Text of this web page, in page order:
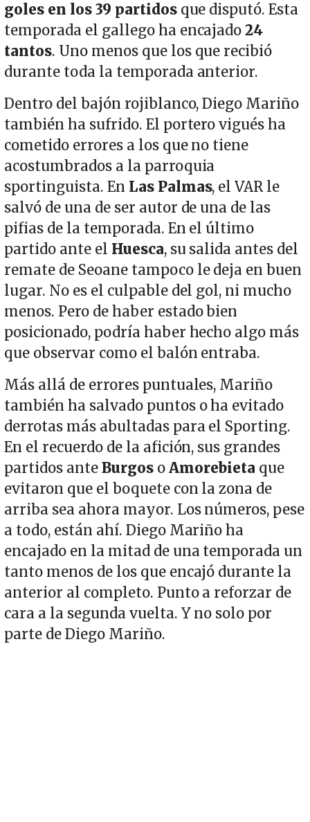
goles en los 39 partidosque disputó. Esta
temporada el gallego ha encajado24
tantos. Uno menos que los que recibió
durante toda la temporada anterior.
Dentro del bajón rojiblanco, Diego Mariño
también ha sufrido. El portero vigués ha
cometido errores a los que no tiene
acostumbrados a la parroquia
sportinguista. En Las Palmas, el VAR le
salvó de una de ser autor de una de las
pifias de la temporada. En el último
partido ante el Huesca, su salida antes del
remate de Seoane tampoco le deja en buen
lugar. No es el culpable del gol, ni mucho
menos. Pero de haber estado bien
posicionado, podría haber hecho algo más
que observar como el balón entraba.
Más allá de errores puntuales, Mariño
también ha salvado puntos o ha evitado
derrotas más abultadas para el Sporting.
En el recuerdo de la afición, sus grandes
partidos anteBurgosoAmorebieta que
evitaron que el boquete con la zona de
arriba sea ahora mayor. Los números, pese
a todo, están ahí. Diego Mariño ha
encajado en la mitad de una temporada un
tanto menos de los que encajó durante la
anterior al completo. Punto a reforzar de
cara a la segunda vuelta. Y no solo por
parte de Diego Mariño.